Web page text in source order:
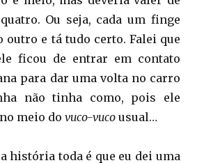
Ou seja, cada um finge
outro e tá tudo certo. Falei que
ficou de entrar em contato
para dar uma volta no carro
não tinha como, pois ele
meio dovuco-vuco usual…
história toda é que eu dei uma